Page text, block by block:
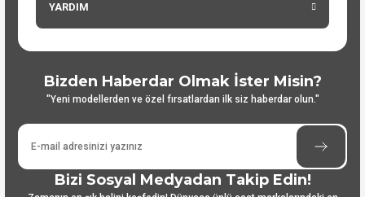
YARDIM
Bizden Haberdar Olmak İster Misin?
"Yeni modellerden ve özel fırsatlardan ilk siz haberdar olun."
Bizi Sosyal Medyadan Takip Edin!